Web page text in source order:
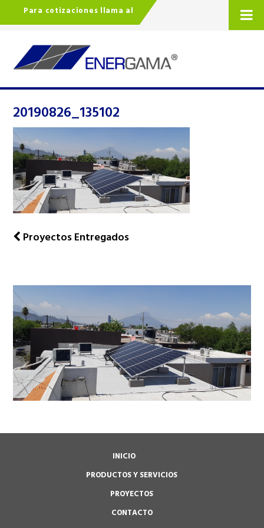
Para cotizaciones llama al
20190826_135102
Proyectos Entregados
INICIO
PRODUCTOS Y SERVICIOS
PROYECTOS
CONTACTO